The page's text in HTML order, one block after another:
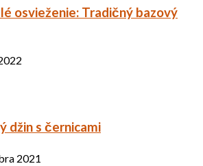
osvieženie: Tradičný bazový
džin s černicami
2021